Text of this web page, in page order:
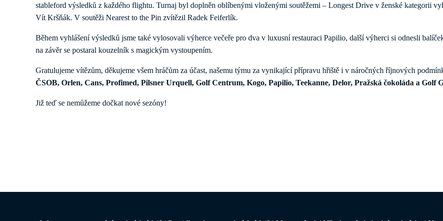
stableford výsledků z každého flightu. Turnaj byl doplněn oblíbenými vloženými soutěžemi – Longest Drive v ženské kategorii
Vít Kršňák. V soutěži Nearest to the Pin zvítězil Radek Feiferlík.
Během vyhlášení výsledků jsme také vylosovali výherce večeře pro dva v luxusní restauraci Papilio, další výherci si odnesli
na závěr se postaral kouzelník s magickým vystoupením.
Gratulujeme vítězům, děkujeme všem hráčům za účast, našemu týmu za vynikající přípravu hřiště i v náročných říjnových
ČSOB, Orlen, Cans, Profimed, Pilsner Urquell, Golf Centrum, Kogo, Papilio, Teekanne, Delor, Pražská čokoláda a Golf
Již teď se nemůžeme dočkat nové sezóny!